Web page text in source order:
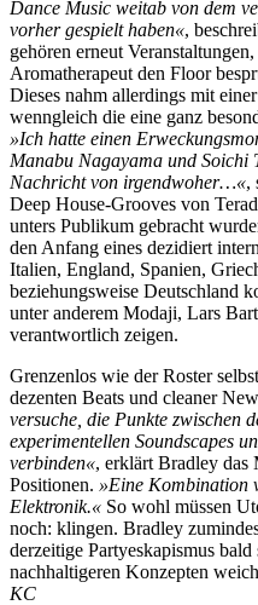
Dance Music weitab von dem
vorher gespielt haben«,
gehören erneut
Aromatherapeut den Floor
Dieses nahm allerdings mit
wenngleich die eine ganz
»Ich hatte einen
Manabu Nagayama und Soichi
Nachricht von irgendwoher…«,
Deep House-Grooves von
unters Publikum gebracht
den Anfang eines dezidiert
Italien, England, Spanien,
beziehungsweise Deutschland
unter anderem Modaji, Lars
verantwortlich zeigen.
Grenzenlos wie der Roster
dezenten Beats und cleaner
versuche, die Punkte zwischen
experimentellen Soundscapes
verbinden«, erklärt Bradley das
Positionen. »Eine Kombination
Elektronik.« So wohl müssen
noch: klingen. Bradley
derzeitige Partyeskapismus
nachhaltigeren Konzepten
KC